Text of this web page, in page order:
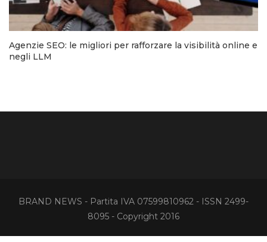
Agenzie SEO: le migliori per rafforzare la visibilità online e
negli LLM
BRAND NEWS - Partita IVA 07599810962 - ISSN 2499-
8095 - Copyright 2016